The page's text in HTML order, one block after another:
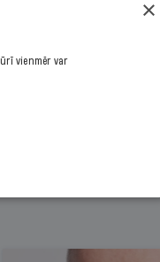
×
vienmēr var